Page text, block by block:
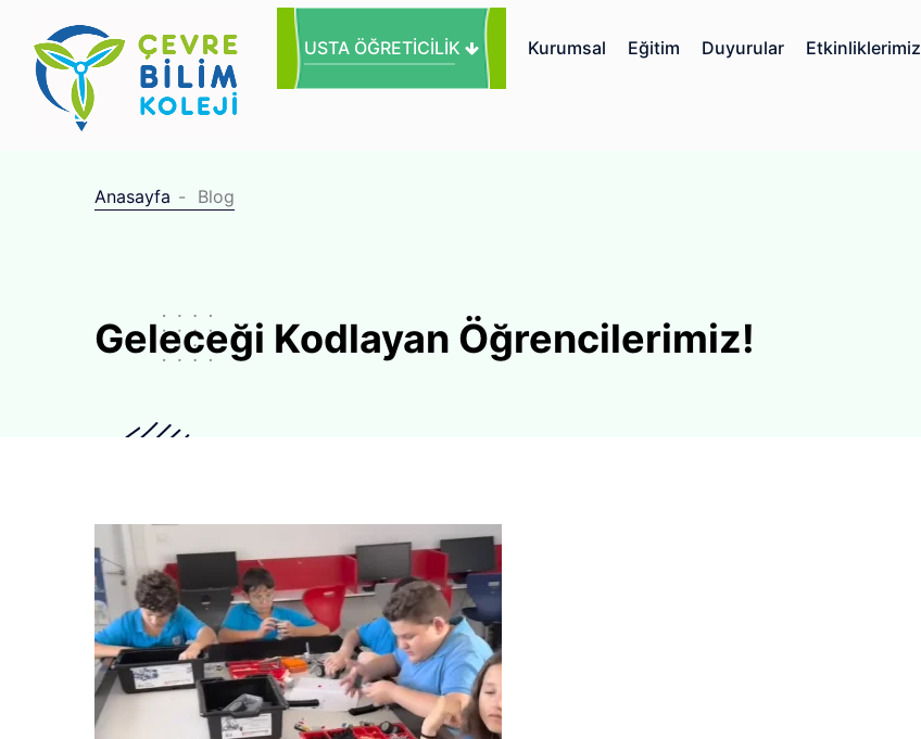
USTA ÖĞRETICILIK Kurumsal Eğitim Duyurular Etkinliklerimiz
Anasayfa Blog
Geleceği Kodlayan Öğrencilerimiz!